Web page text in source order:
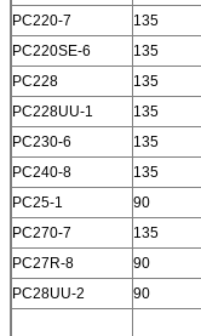
PC220-7
135
PC220SE-6
135
PC228
135
PC228UU-1
135
PC230-6
135
PC240-8
135
PC25-1
90
PC270-7
135
PC27R-8
90
PC28UU-2
90